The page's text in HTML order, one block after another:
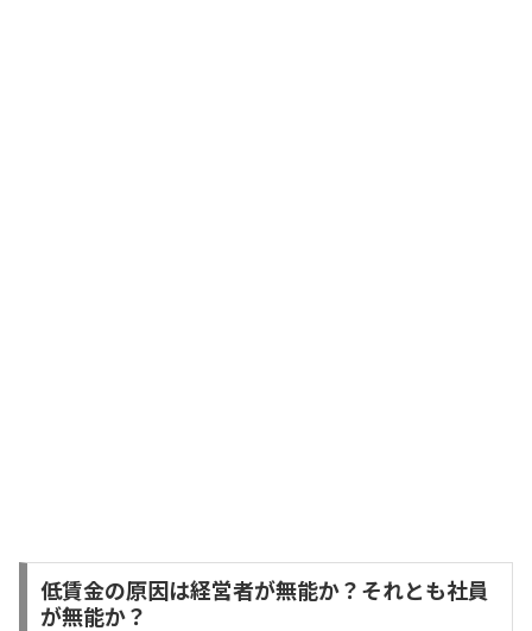
低賃金の原因は経営者が無能か？それとも社員
が無能か？